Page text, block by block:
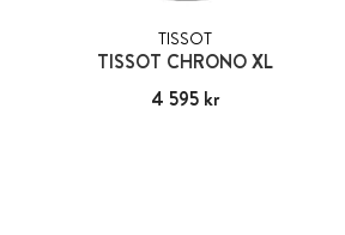
TISSOT
TISSOT CHRONO XL
Pris:4 595 kr
4 595 kr